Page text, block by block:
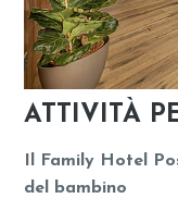
ATTIVITÀ
Il Family Hotel
del bambino